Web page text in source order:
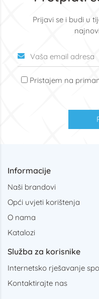
Prijavi se i budi u
Pristajem na
Informacije
Naši brandovi
Opći uvjeti korištenja
O nama
Katalozi
Služba za korisnike
Internetsko rješavanje
Kontaktirajte nas